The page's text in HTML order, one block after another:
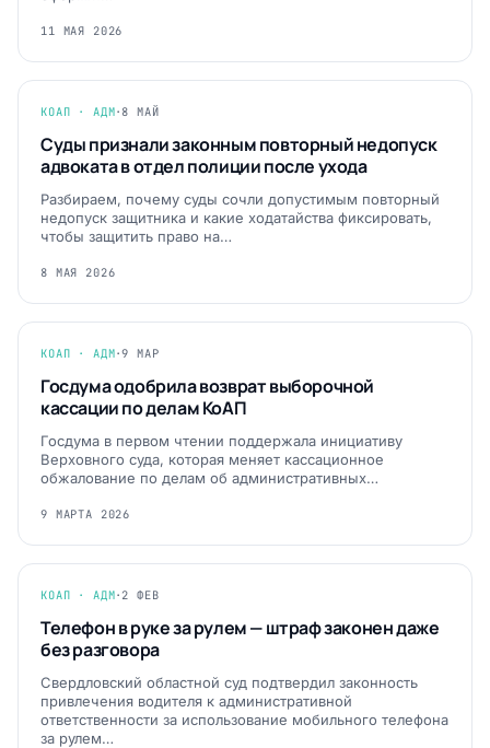
11 МАЯ 2026
КОАП · АДМ· 8 МАЙ
Суды признали законным повторный недопуск
адвоката в отдел полиции после ухода
Разбираем, почему суды сочли допустимым повторный
недопуск защитника и какие ходатайства фиксировать,
чтобы защитить право на…
8 МАЯ 2026
КОАП · АДМ·9 МАР
Госдума одобрила возврат выборочной
кассации по делам КоАП
Госдума в первом чтении поддержала инициативу
Верховного суда, которая меняет кассационное
обжалование по делам об административных…
9 МАРТА 2026
КОАП · АДМ· 2 ФЕВ
Телефон в руке за рулем — штраф законен даже
без разговора
Свердловский областной суд подтвердил законность
привлечения водителя к административной
ответственности за использование мобильного телефона
за рулем…